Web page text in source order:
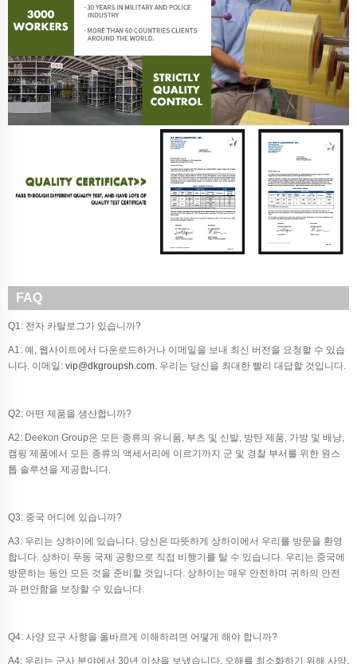
FAQ
Q1: 전자 카탈로그가 있습니까?
A1: 예, 웹사이트에서 다운로드하거나 이메일을 보내 최신 버전을 요청할 수 있습
니다. 이메일: vip@dkgroupsh.com . 우리는 당신을 최대한 빨리 대답할 것입니다.
Q2: 어떤 제품을 생산합니까?
A2: Deekon Group은 모든 종류의 유니폼, 부츠 및 신발, 방탄 제품, 가방 및 배낭,
캠핑 제품에서 모든 종류의 액세서리에 이르기까지 군 및 경찰 부서를 위한 원스
톱 솔루션을 제공합니다.
Q3: 중국 어디에 있습니까?
A3: 우리는 상하이에 있습니다. 당신은 따뜻하게 상하이에서 우리를 방문을 환영
합니다. 상하이 푸동 국제 공항으로 직접 비행기를 탈 수 있습니다. 우리는 중국에
방문하는 동안 모든 것을 준비할 것입니다. 상하이는 매우 안전하며 귀하의 안전
과 편안함을 보장할 수 있습니다.
Q4: 사양 요구 사항을 올바르게 이해하려면 어떻게 해야 합니까?
A4: 우리는 군사 분야에서 30년 이상을 보냈습니다. 오해를 최소화하기 위해 사양,